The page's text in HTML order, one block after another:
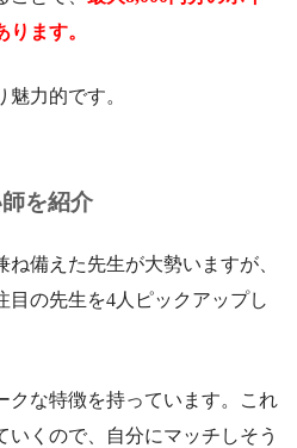
ます。
力的です。
を紹介
備えた先生が大勢いますが、
目の先生を4人ピックアップし
クな特徴を持っています。これ
いくので、自分にマッチしそう